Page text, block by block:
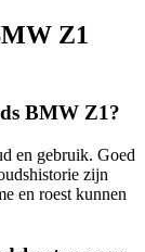
Z1
BMW Z1?
en gebruik. Goed
zijn
en roest kunnen